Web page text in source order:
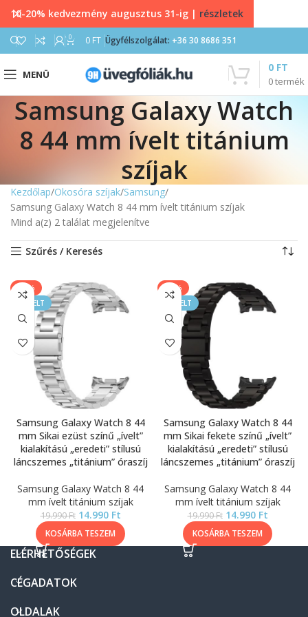
0 0 FT Ügyfélszolgálat: +36 30 8686 351
MENÜ
0termék
0 FT
Samsung Galaxy Watch
8 44 mm ívelt titánium
szíjak
Kezdőlap Okosóra szíjak Samsung
Samsung Galaxy Watch 8 44 mm ívelt titánium szíjak
Mind a(z) 2 találat megjelenítve
Szűrés / Keresés
-25%
KIEMELT
Samsung Galaxy Watch 8 44
mm Sikai ezüst színű „ívelt”
kialakítású „eredeti” stílusú
láncszemes „titánium” óraszíj
Samsung Galaxy Watch 8 44
mm ívelt titánium szíjak
19.990Ft 14.990 Ft
KOSÁRBA TESZEM
-25%
KIEMELT
Samsung Galaxy Watch 8 44
mm Sikai fekete színű „ívelt”
kialakítású „eredeti” stílusú
láncszemes „titánium” óraszíj
Samsung Galaxy Watch 8 44
mm ívelt titánium szíjak
19.990Ft 14.990 Ft
KOSÁRBA TESZEM
ELÉRHETŐSÉGEK
CÉGADATOK
OLDALAK
10-20% kedvezmény augusztus 31-ig | részletek